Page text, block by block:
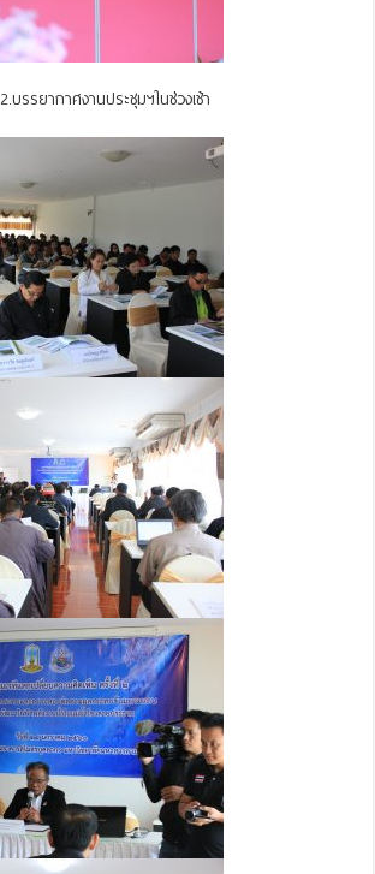
2.บรรยากาศงานประชุมฯในช่วงเช้า